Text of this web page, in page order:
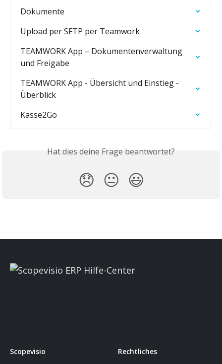
Dokumente
Upload per SFTP per Teamwork
TEAMWORK App – Dokumentenverwaltung
und Freigabe
TEAMWORK App - Übersicht und Einstieg -
Überblick
Kasse2Go
Hat dies deine Frage beantwortet?
😞 😐 😃
Scopevisio Rechtliches